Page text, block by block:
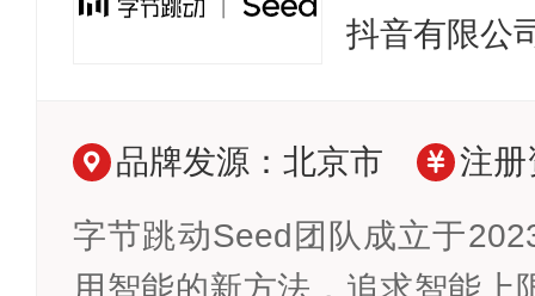
抖音有限公
品牌发源：北京市 注
字节跳动Seed团队成立于
用智能的新方法，追求智能上